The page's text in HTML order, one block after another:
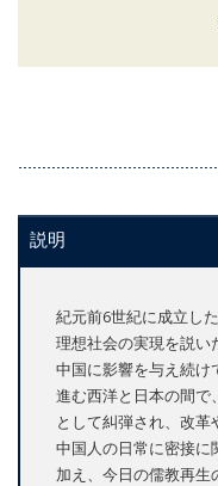
説明
紀元前6世紀に成立し
理想社会の実現を説い
中国に影響を与え続け
進む西洋と日本の間で
として糾弾され、改革
中国人の日常に密接に
加え、今日の儒教再